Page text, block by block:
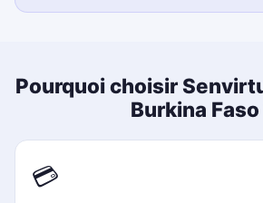
Pourquoi choisir
Burkina Faso
💳